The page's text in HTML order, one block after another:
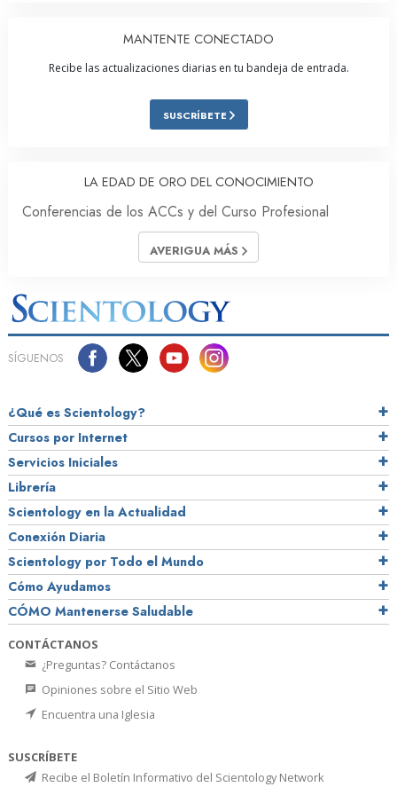
MANTENTE CONECTADO
Recibe las actualizaciones diarias en tu bandeja de entrada.
SUSCRÍBETE
LA EDAD DE ORO DEL CONOCIMIENTO
Conferencias de los ACCs y del Curso Profesional
AVERIGUA MÁS
SÍGUENOS
¿Qué es Scientology?
Cursos por Internet
Servicios Iniciales
Librería
Scientology en la Actualidad
Conexión Diaria
Scientology por Todo el Mundo
Cómo Ayudamos
CÓMO Mantenerse Saludable
CONTÁCTANOS
¿Preguntas? Contáctanos
Opiniones sobre el Sitio Web
Encuentra una Iglesia
SUSCRÍBETE
Recibe el Boletín Informativo del Scientology Network